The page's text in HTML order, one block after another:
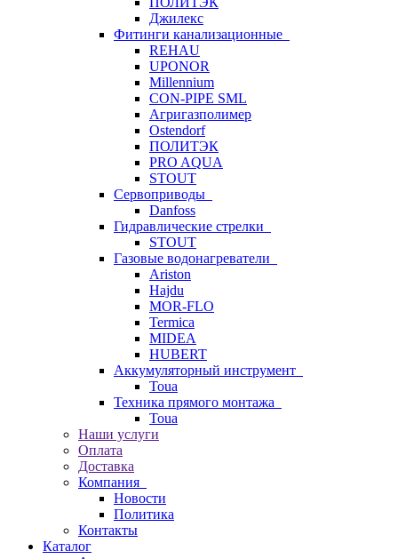
Джилекс
Фитинги канализационные
REHAU
UPONOR
Millennium
CON-PIPE SML
Агригазполимер
Ostendorf
ПОЛИТЭК
PRO AQUA
STOUT
Сервоприводы
Danfoss
Гидравлические стрелки
STOUT
Газовые водонагреватели
Ariston
Hajdu
MOR-FLO
Termica
MIDEA
HUBERT
Аккумуляторный инструмент
Toua
Техника прямого монтажа
Toua
Наши услуги
Оплата
Доставка
Компания
Новости
Политика
Контакты
Каталог